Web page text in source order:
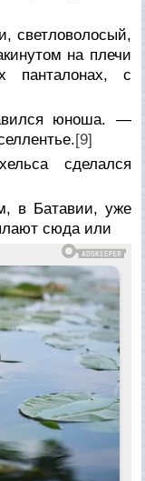
светловолосый,
на плечи
панталонах, с
юноша. —
[9]
сделался
в Батавии, уже
сюда или